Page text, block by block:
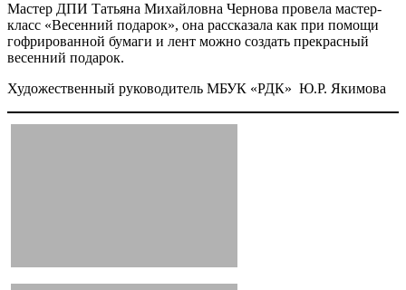
Мастер ДПИ Татьяна Михайловна Чернова провела мастер-
класс «Весенний подарок», она рассказала как при помощи
гофрированной бумаги и лент можно создать прекрасный
весенний подарок.
Художественный руководитель МБУК «РДК» Ю.Р. Якимова